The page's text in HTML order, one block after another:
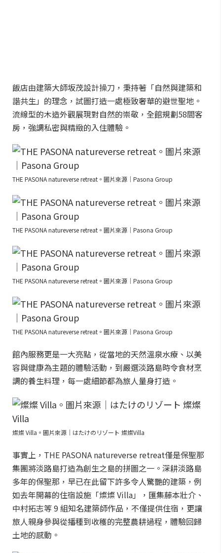
飯店由建築大師坂茂設計操刀，秉持著「自然與建築和
諧共生」的理念，試圖打造一處極致奢華的避世聖地。
流線型的木造外觀展現對自然的崇敬，全館規劃58間客
房，強調私密與精緻的入住體驗。
THE PASONA natureverse retreat。圖片來源｜Pasona Group
THE PASONA natureverse retreat。圖片來源｜Pasona Group
THE PASONA natureverse retreat。圖片來源｜Pasona Group
THE PASONA natureverse retreat。圖片來源｜Pasona Group
館內服務更是一大亮點，從當地的天然溫泉水療、以美
容與健康為主題的體驗活動，到嚴選淡路島時令食材烹
調的養生料理，每一處細節都為旅人量身打造。
燦燦 Villa。圖片來源｜はたけのリゾート 燦燦Villa
事實上，THE PASONA natureverse retreat僅是保聖那
集團將淡路島打造為創生之島的拼圖之一。深耕淡路島
多年的保聖那，早已在此留下許多令人驚艷的建築，例
如去年開幕的住宿設施「燦燦 Villa」，匯集藤本壯介、
中村拓志等 9 組知名建築師作品，不僅提供住宿，更讓
旅人親身參與從播種到收穫的完整農耕過程，體驗回歸
土地的感動。